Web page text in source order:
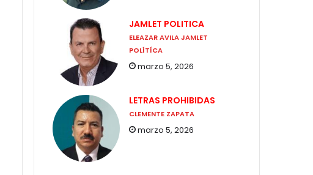
JAMLET POLITICA
ELEAZAR AVILA JAMLET
POLÍTÍCA
marzo 5, 2026
LETRAS PROHIBIDAS
CLEMENTE ZAPATA
marzo 5, 2026